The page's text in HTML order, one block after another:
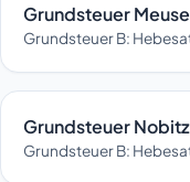
Grundsteuer
Grundsteuer B:
Grundsteuer Nobitz
Grundsteuer B: